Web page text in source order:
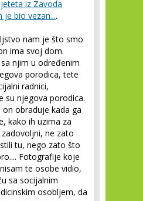
iz Zavoda
je bio vezan....
nam je što smo
ima svoj dom.
njim u određenim
porodica, tete
radnici,
su njegova porodica.
obraduje kada ga
kako ih uzima za
ne zato
tu, nego zato što
Fotografije koje
te osobe vidio,
sa socijalnim
osobljem, da